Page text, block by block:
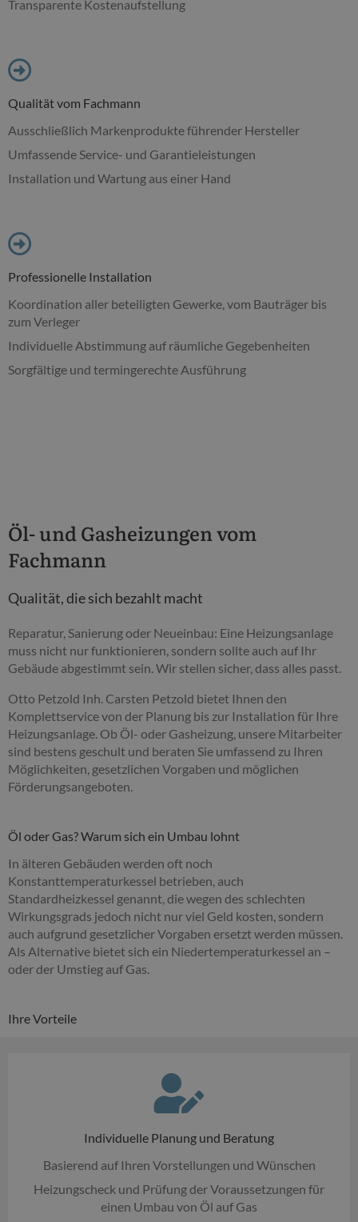
Transparente Kostenaufstellung
Qualität vom Fachmann
Ausschließlich Markenprodukte führender Hersteller
Umfassende Service- und Garantieleistungen
Installation und Wartung aus einer Hand
Professionelle Installation
Koordination aller beteiligten Gewerke, vom Bauträger bis
zum Verleger
Individuelle Abstimmung auf räumliche Gegebenheiten
Sorgfältige und termingerechte Ausführung
Öl- und Gasheizungen vom
Fachmann
Qualität, die sich bezahlt macht
Reparatur, Sanierung oder Neueinbau: Eine Heizungsanlage
muss nicht nur funktionieren, sondern sollte auch auf Ihr
Gebäude abgestimmt sein. Wir stellen sicher, dass alles passt.
Otto Petzold Inh. Carsten Petzold bietet Ihnen den
Komplettservice von der Planung bis zur Installation für Ihre
Heizungsanlage. Ob Öl- oder Gasheizung, unsere Mitarbeiter
sind bestens geschult und beraten Sie umfassend zu Ihren
Möglichkeiten, gesetzlichen Vorgaben und möglichen
Förderungsangeboten.
Öl oder Gas? Warum sich ein Umbau lohnt
In älteren Gebäuden werden oft noch
Konstanttemperaturkessel betrieben, auch
Standardheizkessel genannt, die wegen des schlechten
Wirkungsgrads jedoch nicht nur viel Geld kosten, sondern
auch aufgrund gesetzlicher Vorgaben ersetzt werden müssen.
Als Alternative bietet sich ein Niedertemperaturkessel an –
oder der Umstieg auf Gas.
Ihre Vorteile
Individuelle Planung und Beratung
Basierend auf Ihren Vorstellungen und Wünschen
Heizungscheck und Prüfung der Voraussetzungen für
einen Umbau von Öl auf Gas